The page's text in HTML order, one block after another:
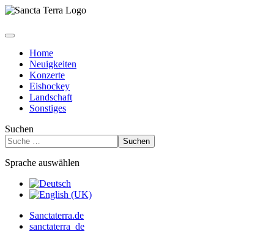
Home
Neuigkeiten
Konzerte
Eishockey
Landschaft
Sonstiges
Suchen
Suchen
Sprache auswählen
Sanctaterra.de
sanctaterra_de